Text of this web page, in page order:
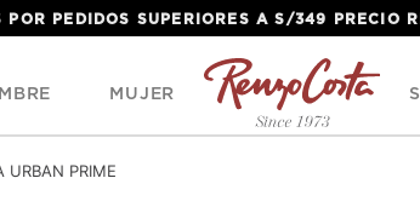
POR PEDIDOS SUPERIORES A S/349 PRECIO
MUJER
URBAN PRIME